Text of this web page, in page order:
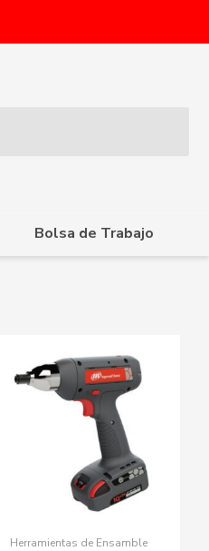
Bolsa de Trabajo
Herramientas de Ensamble